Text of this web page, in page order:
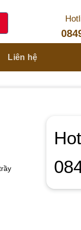
Liên hệ